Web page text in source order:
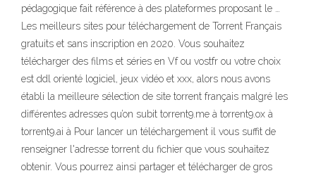
pédagogique fait référence à des plateformes proposant le …
Les meilleurs sites pour téléchargement de Torrent Français
gratuits et sans inscription en 2020. Vous souhaitez
télécharger des films et séries en Vf ou vostfr ou votre choix
est ddl orienté logiciel, jeux vidéo et xxx, alors nous avons
établi la meilleure sélection de site torrent français malgré les
différentes adresses qu’on subit torrent9.me à torrent9.ox à
torrent9.ai à Pour lancer un téléchargement il vous suffit de
renseigner l'adresse torrent du fichier que vous souhaitez
obtenir. Vous pourrez ainsi partager et télécharger de gros